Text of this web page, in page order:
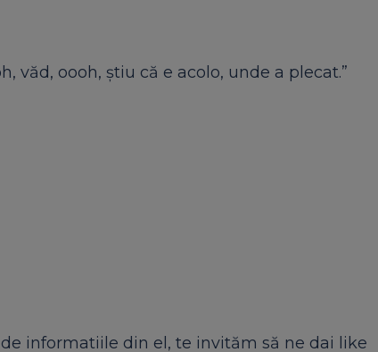
văd, oooh, știu că e acolo, unde a plecat.”
informatiile din el, te invităm să ne dai like